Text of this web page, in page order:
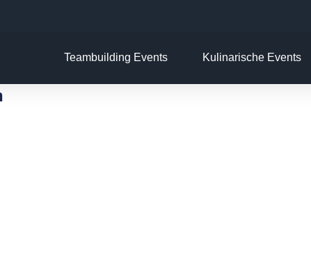
Teambuilding Events Kulinarische Events